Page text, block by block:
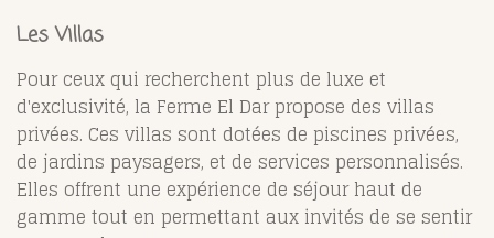
Les Villas
Pour ceux qui recherchent plus de luxe et
d'exclusivité, la Ferme El Dar propose des villas
privées. Ces villas sont dotées de piscines privées,
de jardins paysagers, et de services personnalisés.
Elles offrent une expérience de séjour haut de
gamme tout en permettant aux invités de se sentir